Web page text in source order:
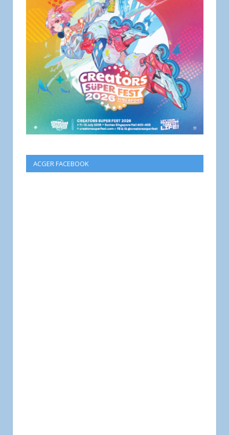
ACGER FACEBOOK